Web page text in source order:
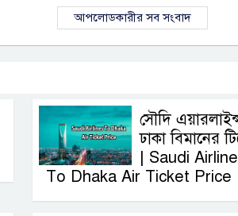
আপলোডকারীর সব সংবাদ
সৌদি
ঢাকা বিমানের
| Saudi
To Dhaka Air Ticket Price